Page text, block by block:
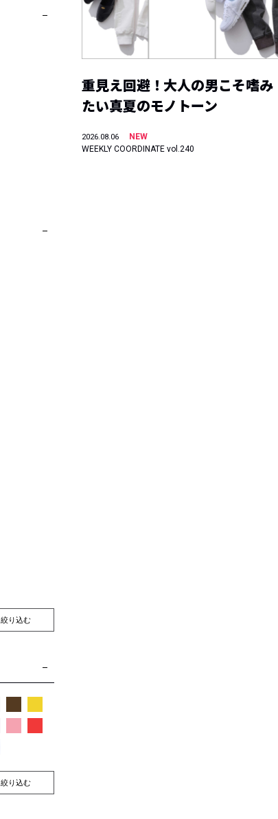
絞り込む
絞り込む
重見え回避！大人の男こそ嗜み
たい真夏のモノトーン
2026.08.06
NEW
WEEKLY COORDINATE vol.240